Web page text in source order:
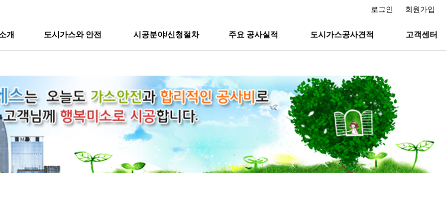
개 도시가스와 안전 시공분야/신청절차 주요 공사실적 도시가스공사견적 고객센터
로그인 회원가입